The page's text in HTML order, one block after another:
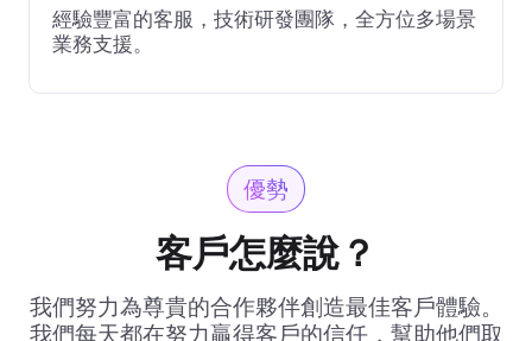
經驗豐富的客服，技術研發團隊，全方位多場景
業務支援。
優勢
客戶怎麼說？
我們努力為尊貴的合作夥伴創造最佳客戶體驗。
我們每天都在努力贏得客戶的信任，幫助他們取